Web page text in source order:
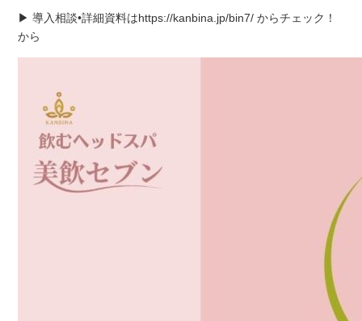
▶ 導入相談•詳細資料はhttps://kanbina.jp/bin7/ からチェック！
から